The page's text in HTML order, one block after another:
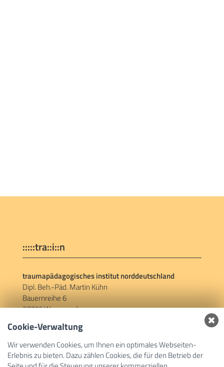
:::::tra::i::n
traumapädagogisches institut norddeutschland
Dipl. Beh.-Päd. Martin Kühn
Bauernreihe 6
27726 Worpswede
Social Links
Facebook
Cookie-Verwaltung
Wir verwenden Cookies, um Ihnen ein optimales Webseiten-
Erlebnis zu bieten. Dazu zählen Cookies, die für den Betrieb der